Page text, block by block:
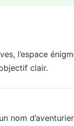
l’espace
clair.